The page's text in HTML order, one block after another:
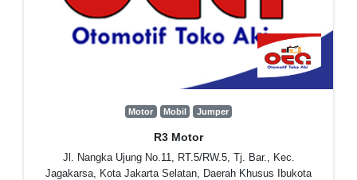
Motor Mobil Jumper
R3 Motor
Jl. Nangka Ujung No.11, RT.5/RW.5, Tj. Bar., Kec.
Jagakarsa, Kota Jakarta Selatan, Daerah Khusus Ibukota